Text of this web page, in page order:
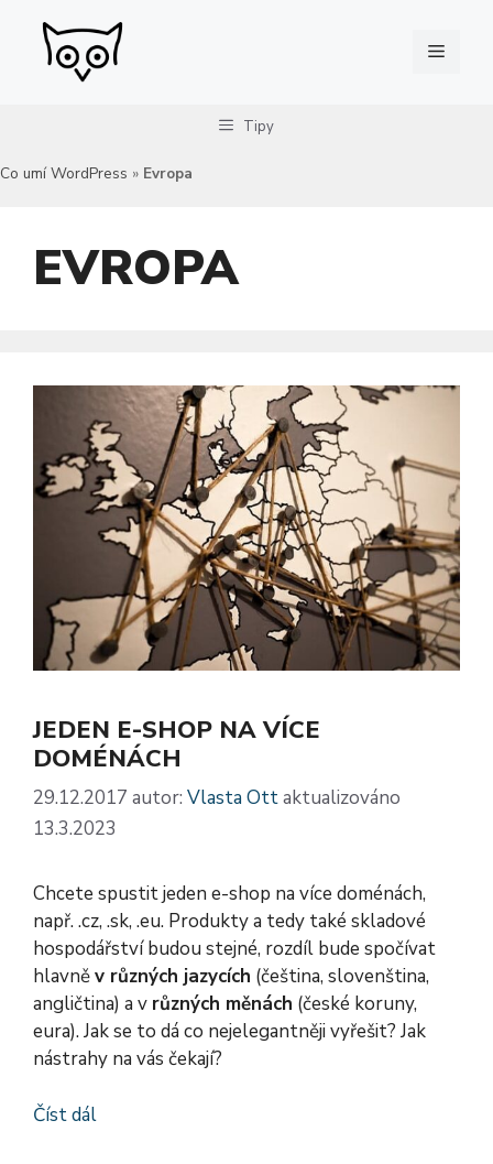
obsah
Menu
Tipy
Co umí WordPress » Evropa
EVROPA
JEDEN E-SHOP NA VÍCE
DOMÉNÁCH
29.12.2017 autor: Vlasta Ottaktualizováno
13.3.2023
Chcete spustit jeden e-shop na více doménách,
např. .cz, .sk, .eu. Produkty a tedy také skladové
hospodářství budou stejné, rozdíl bude spočívat
hlavněv různých jazycích (čeština, slovenština,
angličtina) a v různých měnách (české koruny,
eura). Jak se to dá co nejelegantněji vyřešit? Jak
nástrahy na vás čekají?
Číst dál